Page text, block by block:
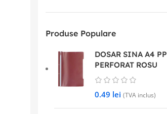
Produse Populare
DOSAR SINA A4 PP
PERFORAT ROSU
0.49 lei (TVA inclus)